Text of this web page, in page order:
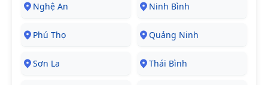
Nghệ An Ninh Bình
Phú Thọ Quảng Ninh
Sơn La Thái Bình